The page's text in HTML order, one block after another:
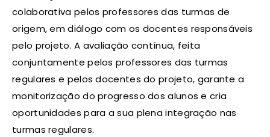
colaborativa pelos professores das turmas de
origem, em diálogo com os docentes responsáveis
pelo projeto. A avaliação contínua, feita
conjuntamente pelos professores das turmas
regulares e pelos docentes do projeto, garante a
monitorização do progresso dos alunos e cria
oportunidades para a sua plena integração nas
turmas regulares.